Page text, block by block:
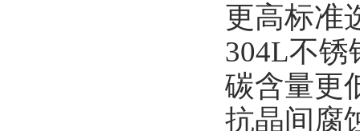
更高标准
304L不锈
碳含量更
抗晶间腐